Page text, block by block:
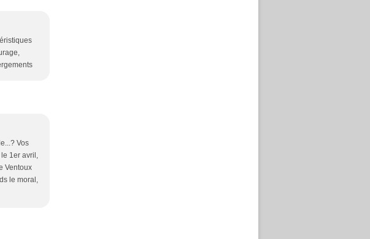
Vos
1er avril,
Ventoux
le moral,